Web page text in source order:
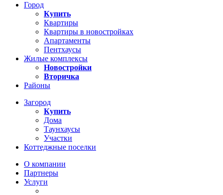
Город
Купить
Квартиры
Квартиры в новостройках
Апартаменты
Пентхаусы
Жилые комплексы
Новостройки
Вторичка
Районы
Загород
Купить
Дома
Таунхаусы
Участки
Коттеджные поселки
О компании
Партнеры
Услуги